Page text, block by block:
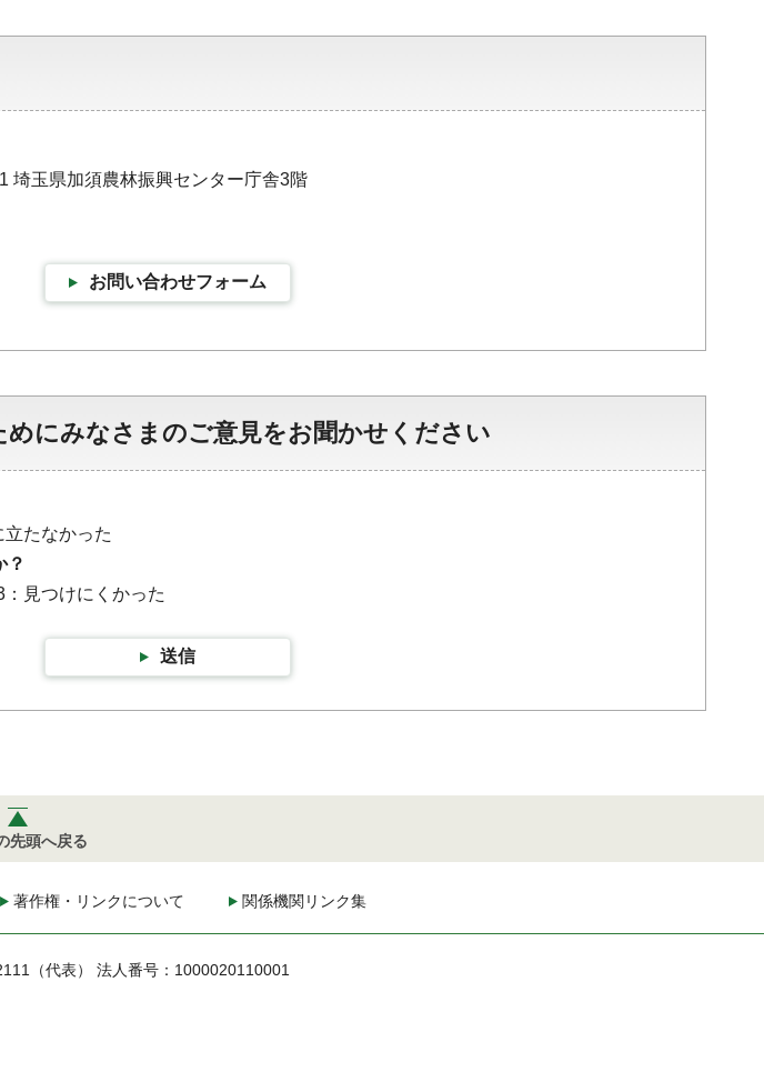
埼玉県加須農林振興センター庁舎3階
お問い合わせフォーム
にみなさまのご意見をお聞かせください
立たなかった
？
：見つけにくかった
送信
先頭へ戻る
著作権・リンクについて 関係機関リンク集
（代表） 法人番号：1000020110001